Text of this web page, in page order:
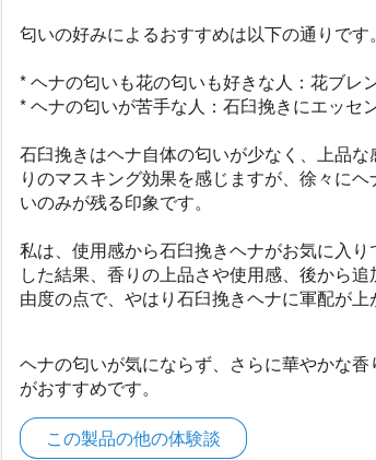
匂いの好みによるおすすめは以下の通りです。
* ヘナの匂いも花の匂いも好きな人：花ブレ
* ヘナの匂いが苦手な人：石臼挽きにエッセ
石臼挽きはヘナ自体の匂いが少なく、上品
りのマスキング効果を感じますが、徐々に
いのみが残る印象です。
私は、使用感から石臼挽きヘナがお気に入
した結果、香りの上品さや使用感、後から
由度の点で、やはり石臼挽きヘナに軍配が上
ヘナの匂いが気にならず、さらに華やかな
がおすすめです。
この製品の他の体験談